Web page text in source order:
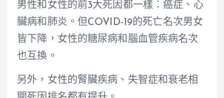
男性和女性的前3大死因都一樣：癌症、心
臟病和肺炎。但COVID-19的死亡名次男女
皆下降，女性的糖尿病和腦血管疾病名次
也互換。
另外，女性的腎臟疾病、失智症和衰老相